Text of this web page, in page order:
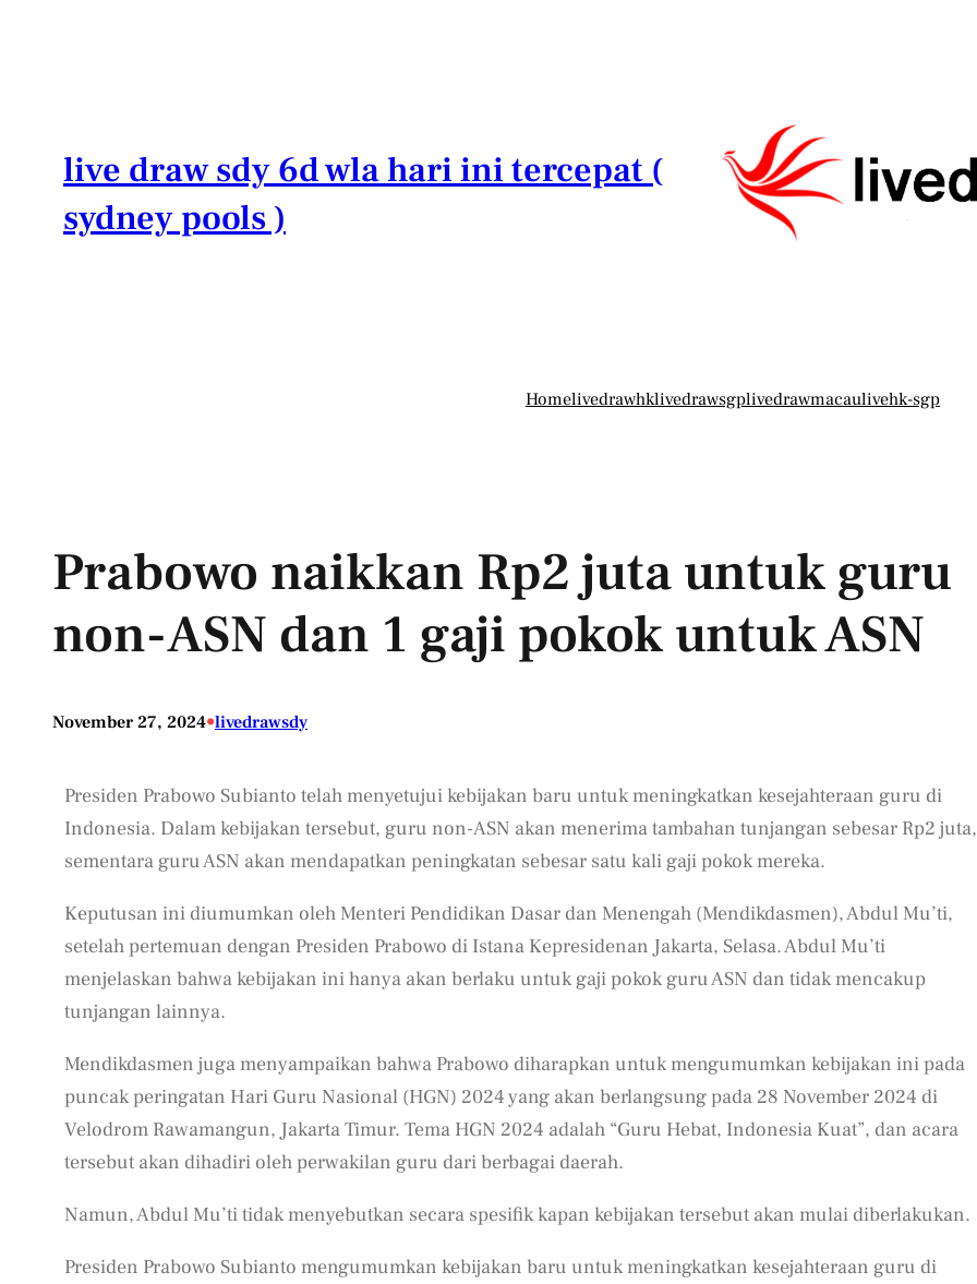
live draw sdy 6d wla hari ini tercepat (
sydney pools )
Homelivedrawhklivedrawsgplivedrawmacaulivehk-sgp
Prabowo naikkan Rp2 juta untuk guru
non-ASN dan 1 gaji pokok untuk ASN
November 27, 2024•livedrawsdy
Presiden Prabowo Subianto telah menyetujui kebijakan baru untuk meningkatkan kesejahteraan guru di
Indonesia. Dalam kebijakan tersebut, guru non-ASN akan menerima tambahan tunjangan sebesar Rp2 juta,
sementara guru ASN akan mendapatkan peningkatan sebesar satu kali gaji pokok mereka.
Keputusan ini diumumkan oleh Menteri Pendidikan Dasar dan Menengah (Mendikdasmen), Abdul Mu’ti,
setelah pertemuan dengan Presiden Prabowo di Istana Kepresidenan Jakarta, Selasa. Abdul Mu’ti
menjelaskan bahwa kebijakan ini hanya akan berlaku untuk gaji pokok guru ASN dan tidak mencakup
tunjangan lainnya.
Mendikdasmen juga menyampaikan bahwa Prabowo diharapkan untuk mengumumkan kebijakan ini pada
puncak peringatan Hari Guru Nasional (HGN) 2024 yang akan berlangsung pada 28 November 2024 di
Velodrom Rawamangun, Jakarta Timur. Tema HGN 2024 adalah “Guru Hebat, Indonesia Kuat”, dan acara
tersebut akan dihadiri oleh perwakilan guru dari berbagai daerah.
Namun, Abdul Mu’ti tidak menyebutkan secara spesifik kapan kebijakan tersebut akan mulai diberlakukan.
Presiden Prabowo Subianto mengumumkan kebijakan baru untuk meningkatkan kesejahteraan guru di